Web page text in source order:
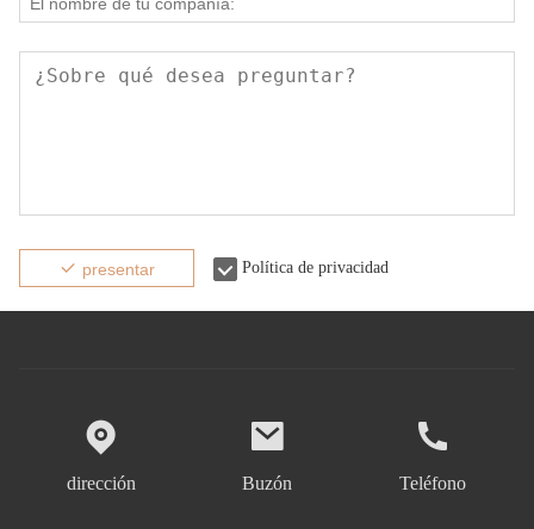
presentar Política de privacidad
dirección Buzón Teléfono